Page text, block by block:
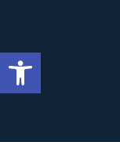
פתח